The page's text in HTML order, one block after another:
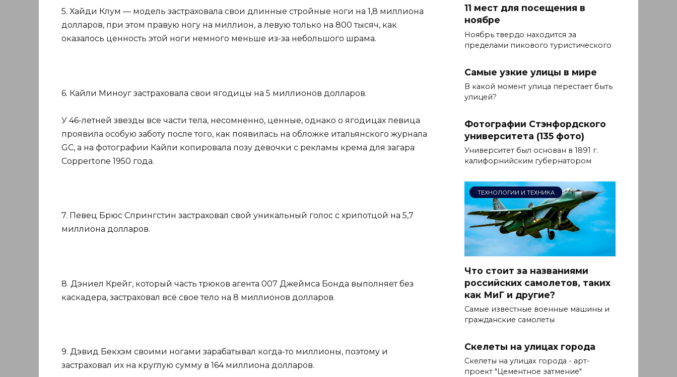
5. Хайди Клум — модель застраховала свои длинные стройные ноги на 1,8 миллиона
долларов, при этом правую ногу на миллион, а левую только на 800 тысяч, как
оказалось ценность этой ноги немного меньше из-за небольшого шрама.
6. Кайли Миноуг застраховала свои ягодицы на 5 миллионов долларов.
У 46-летней звезды все части тела, несомненно, ценные, однако о ягодицах певица
проявила особую заботу после того, как появилась на обложке итальянского журнала
GC, а на фотографии Кайли копировала позу девочки с рекламы крема для загара
Coppertone 1950 года.
7. Певец Брюс Спрингстин застраховал свой уникальный голос с хрипотцой на 5,7
миллиона долларов.
8. Дэниел Крейг, который часть трюков агента 007 Джеймса Бонда выполняет без
каскадера, застраховал всё свое тело на 8 миллионов долларов.
9. Дэвид Бекхэм своими ногами зарабатывал когда-то миллионы, поэтому и
застраховал их на круглую сумму в 164 миллиона долларов.
11 мест для посещения в
ноябре
Ноябрь твердо находится за
пределами пикового туристического
Самые узкие улицы в мире
В какой момент улица перестает быть
улицей?
Фотографии Стэнфордского
университета (135 фото)
Университет был основан в 1891 г.
калифорнийским губернатором
ТЕХНОЛОГИИ И ТЕХНИКА
Что стоит за названиями
российских самолетов, таких
как МиГ и другие?
Самые известные военные машины и
гражданские самолеты
Скелеты на улицах города
Скелеты на улицах города - арт-
проект "Цементное затмение"